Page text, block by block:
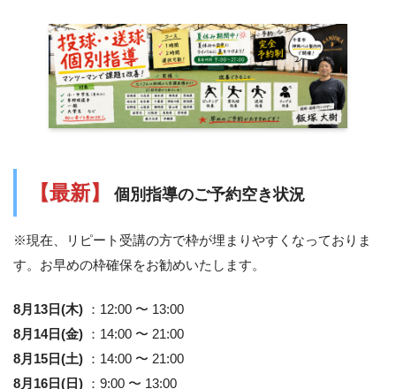
【最新】 個別指導のご予約空き状況
※現在、リピート受講の方で枠が埋まりやすくなっておりま
す。お早めの枠確保をお勧めいたします。
8月13日(木)
：12:00 〜 13:00
8月14日(金)
：14:00 〜 21:00
8月15日(土)
：14:00 〜 21:00
8月16日(日)
：9:00 〜 13:00